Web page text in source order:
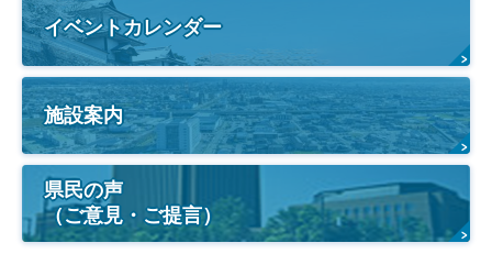
イベントカレンダー
施設案内
県民の声
（ご意見・ご提言）